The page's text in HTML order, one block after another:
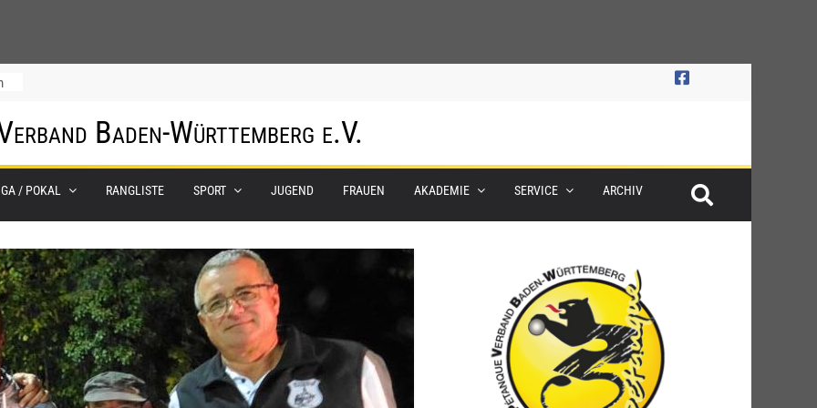
Baden-Württemberg e.V.
/ POKAL RANGLISTE SPORT JUGEND FRAUEN AKADEMIE SERVICE ARCHIV